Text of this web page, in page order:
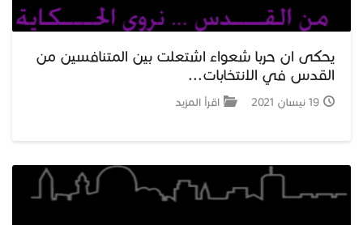
يحكى ان حربا شعواء اشتعلت بين المتنافسين من
القدس في الانتخابات...
19 نيسان 2021 اقرأ المزيد